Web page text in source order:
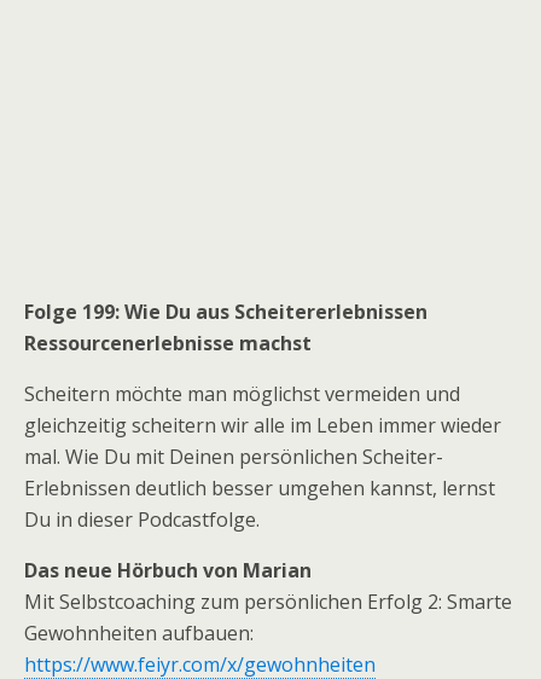
Folge 199: Wie Du aus Scheitererlebnissen
Ressourcenerlebnisse machst
Scheitern möchte man möglichst vermeiden und
gleichzeitig scheitern wir alle im Leben immer wieder
mal. Wie Du mit Deinen persönlichen Scheiter-
Erlebnissen deutlich besser umgehen kannst, lernst
Du in dieser Podcastfolge.
Das neue Hörbuch von Marian
Mit Selbstcoaching zum persönlichen Erfolg 2: Smarte
Gewohnheiten aufbauen:
https://www.feiyr.com/x/gewohnheiten